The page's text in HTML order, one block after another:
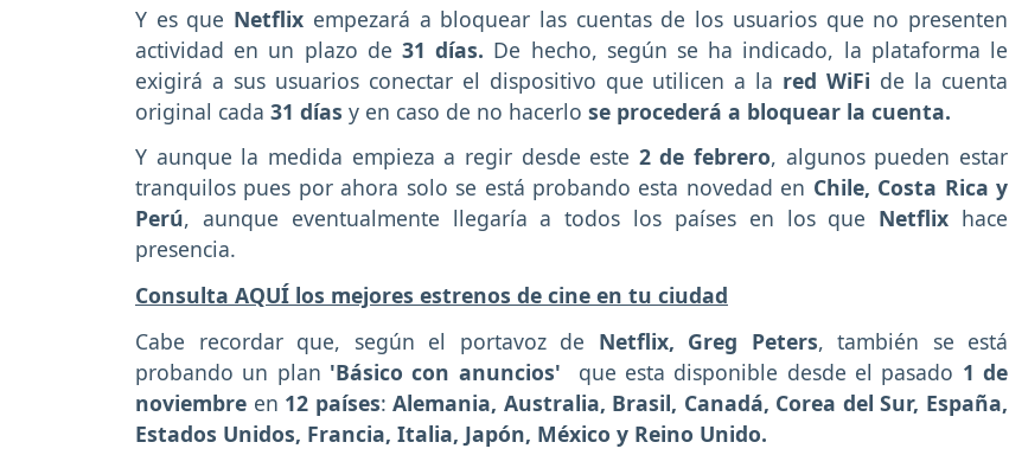
Y es que Netflix empezará a bloquear las cuentas de los usuarios que no presenten
actividad en un plazo de 31 días. De hecho, según se ha indicado, la plataforma le
exigirá a sus usuarios conectar el dispositivo que utilicen a la red WiFi de la cuenta
original cada 31 días y en caso de no hacerlo se procederá a bloquear la cuenta.
Y aunque la medida empieza a regir desde este 2 de febrero, algunos pueden estar
tranquilos pues por ahora solo se está probando esta novedad en Chile, Costa Rica y
Perú, aunque eventualmente llegaría a todos los países en los que Netflix hace
presencia.
Consulta AQUÍ los mejores estrenos de cine en tu ciudad
Cabe recordar que, según el portavoz de Netflix, Greg Peters, también se está
probando un plan 'Básico con anuncios' que esta disponible desde el pasado 1 de
noviembre en 12 países:Alemania, Australia, Brasil, Canadá, Corea del Sur, España,
Estados Unidos, Francia, Italia, Japón, México y Reino Unido.